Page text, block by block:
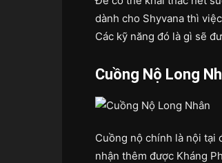
dành cho Shyvana thì
Các kỹ năng đó là gì sẽ
Cuồng Nộ Long
Cuồng nộ chính là nội tại
nhận thêm được Kháng